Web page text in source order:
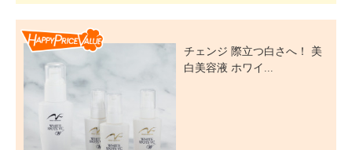
チェンジ 際立つ白さへ！ 美
白美容液 ホワイ...